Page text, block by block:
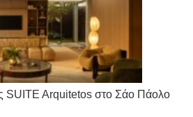
SUITE Arquitetos στο Σάο Πάολο